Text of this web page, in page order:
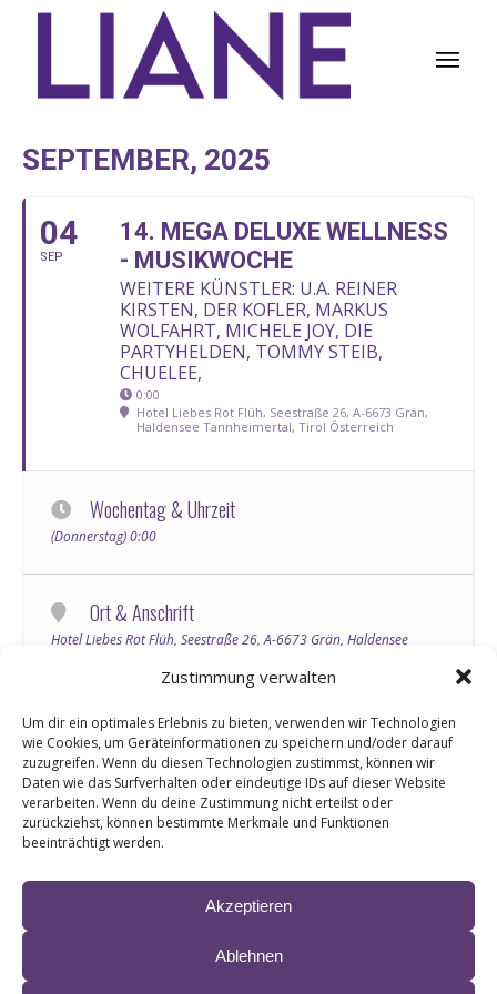
Zustimmung verwalten
Um dir ein optimales Erlebnis zu bieten, verwenden wir Technologien
wie Cookies, um Geräteinformationen zu speichern und/oder darauf
zuzugreifen. Wenn du diesen Technologien zustimmst, können wir
Daten wie das Surfverhalten oder eindeutige IDs auf dieser Website
verarbeiten. Wenn du deine Zustimmung nicht erteilst oder
zurückziehst, können bestimmte Merkmale und Funktionen
beeinträchtigt werden.
Akzeptieren
Ablehnen
SEPTEMBER, 2025
04
SEP
14. MEGA DELUXE WELLNESS
- MUSIKWOCHE
WEITERE KÜNSTLER: U.A. REINER
KIRSTEN, DER KOFLER, MARKUS
WOLFAHRT, MICHELE JOY, DIE
PARTYHELDEN, TOMMY STEIB,
CHUELEE,
0:00
Hotel Liebes Rot Flüh, Seestraße 26, A-6673 Grän,
Haldensee Tannheimertal, Tirol Österreich
Wochentag & Uhrzeit
(Donnerstag) 0:00
Ort & Anschrift
Hotel Liebes Rot Flüh, Seestraße 26, A-6673 Grän, Haldensee
Informationen & Ticketlinks
Mega Deluxe Wellness Musikwoche im Hotel „liebes Rot Flüh“
Das sind die Highlights:
himmlisches Wohnen (ab einer Nacht buchbar)
kulinarischer Hochgenuss (Vollpension inklusive)
Märchenhafte Entspannung (Freie Nutzung des